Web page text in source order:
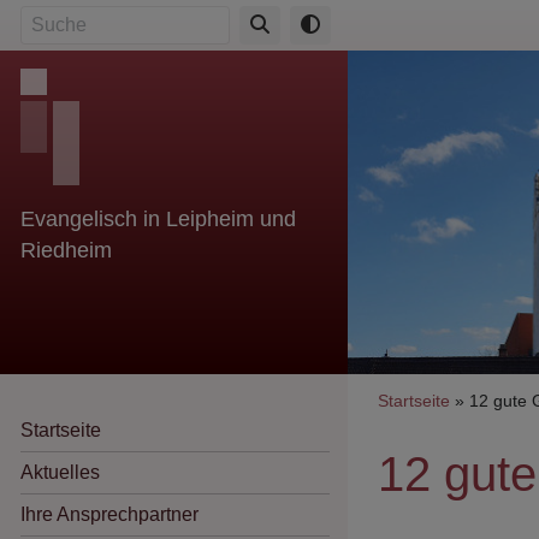
Direkt
Inhalt
Evangelisch in Leipheim und
Riedheim
Startseite
Aktuelles
Ihre Ansprechpartner
Startseite 12 gute
12